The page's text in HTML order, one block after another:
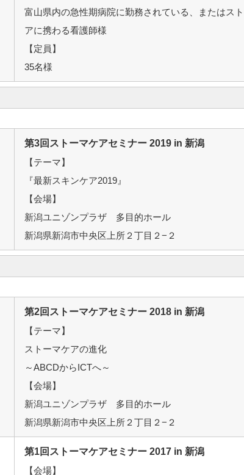
富山県内の急性期病院に勤務されている、またはス
アに携わる看護師様
【定員】
35名様
第3回ストーマケアセミナー 2019 in 新潟
【テーマ】
『最新スキンケア2019』
【会場】
新潟ユニゾンプラザ 多目的ホール
新潟県新潟市中央区上所２丁目２−２
第2回ストーマケアセミナー 2018 in 新潟
【テーマ】
ストーマケアの進化
～ABCDからICTへ～
【会場】
新潟ユニゾンプラザ 多目的ホール
新潟県新潟市中央区上所２丁目２−２
第1回ストーマケアセミナー 2017 in 新潟
【会場】